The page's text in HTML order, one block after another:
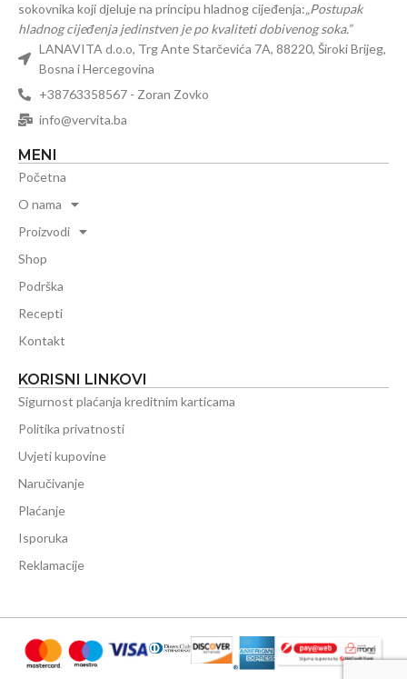
sokovnika koji djeluje na principu hladnog cijeđenja:„Postupak
hladnog cijeđenja jedinstven je po kvaliteti dobivenog soka.”
LANAVITA d.o.o, Trg Ante Starčevića 7A, 88220, Široki Brijeg,
Bosna i Hercegovina
+38763358567 - Zoran Zovko
info@vervita.ba
MENI
Početna
O nama
Proizvodi
Shop
Podrška
Recepti
Kontakt
KORISNI LINKOVI
Sigurnost plaćanja kreditnim karticama
Politika privatnosti
Uvjeti kupovine
Naručivanje
Plaćanje
Isporuka
Reklamacije